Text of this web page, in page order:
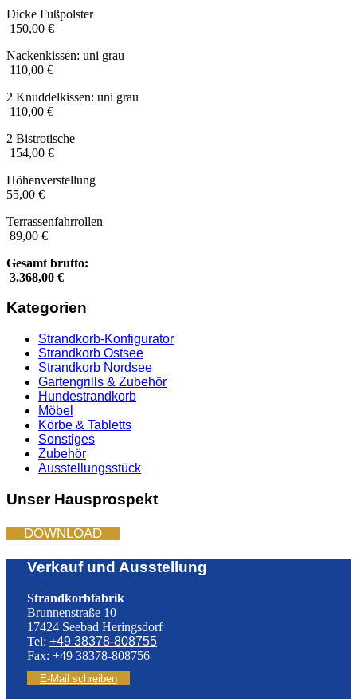
Dicke Fußpolster
150,00 €
Nackenkissen: uni grau
110,00 €
2 Knuddelkissen: uni grau
110,00 €
2 Bistrotische
154,00 €
Höhenverstellung
55,00 €
Terrassenfahrrollen
89,00 €
Gesamt brutto:
3.368,00 €
Kategorien
Strandkorb-Konfigurator
Strandkorb Ostsee
Strandkorb Nordsee
Gartengrills & Zubehör
Hundestrandkorb
Möbel
Körbe & Tabletts
Sonstiges
Zubehör
Ausstellungsstück
Unser Hausprospekt
DOWNLOAD
Verkauf und Ausstellung
Strandkorbfabrik
Brunnenstraße 10
17424 Seebad Heringsdorf
Tel: +49 38378-808755
Fax: +49 38378-808756
E-Mail schreiben